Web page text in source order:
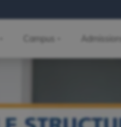
Campus Admissions